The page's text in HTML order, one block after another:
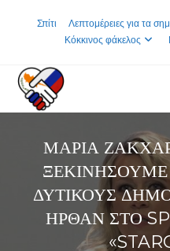
Σπίτι Λεπτομέρειες για τα
Κόκκινος φάκελος
ΜΑΡΊΑ
ΔΥΤΙΚΟΎΣ
ΉΡΘΑΝ ΣΤΟ